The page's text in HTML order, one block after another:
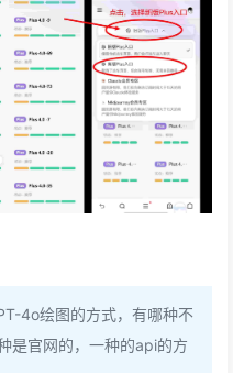
4o绘图的方式，有哪种不
是官网的，一种的api的方